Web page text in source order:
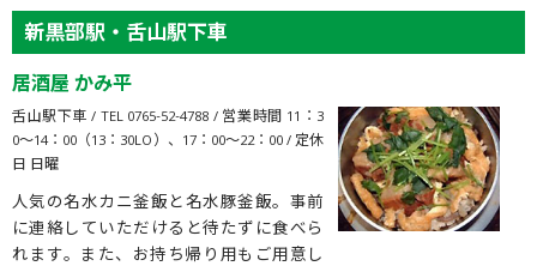
新黒部駅・舌山駅下車
居酒屋 かみ平
舌山駅下車 / TEL 0765-52-4788 / 営業時間 11：3
0〜14：00（13：30LO）、17：00〜22：00 / 定休
日 日曜
人気の名水カニ釜飯と名水豚釜飯。事前
に連絡していただけると待たずに食べら
れます。また、お持ち帰り用もご用意し